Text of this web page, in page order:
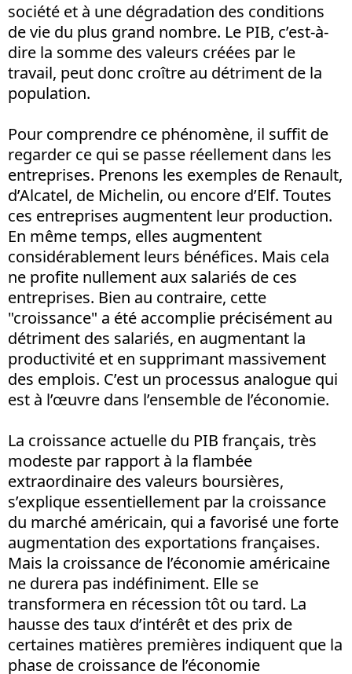
société et à une dégradation des conditions
de vie du plus grand nombre. Le PIB, c’est-à-
dire la somme des valeurs créées par le
travail, peut donc croître au détriment de la
population.
Pour comprendre ce phénomène, il suffit de
regarder ce qui se passe réellement dans les
entreprises. Prenons les exemples de Renault,
d’Alcatel, de Michelin, ou encore d’Elf. Toutes
ces entreprises augmentent leur production.
En même temps, elles augmentent
considérablement leurs bénéfices. Mais cela
ne profite nullement aux salariés de ces
entreprises. Bien au contraire, cette
"croissance" a été accomplie précisément au
détriment des salariés, en augmentant la
productivité et en supprimant massivement
des emplois. C’est un processus analogue qui
est à l’œuvre dans l’ensemble de l’économie.
La croissance actuelle du PIB français, très
modeste par rapport à la flambée
extraordinaire des valeurs boursières,
s’explique essentiellement par la croissance
du marché américain, qui a favorisé une forte
augmentation des exportations françaises.
Mais la croissance de l’économie américaine
ne durera pas indéfiniment. Elle se
transformera en récession tôt ou tard. La
hausse des taux d’intérêt et des prix de
certaines matières premières indiquent que la
phase de croissance de l’économie